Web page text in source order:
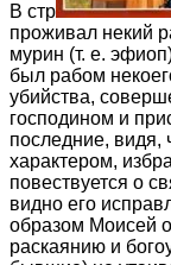
В стр
проживал некий
мурин (т. е.
был рабом
убийства,
господином и
последние, видя,
характером,
повествуется о
видно его
образом Моисей
раскаянию и